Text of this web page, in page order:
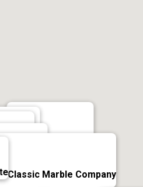
Classic Marble Company